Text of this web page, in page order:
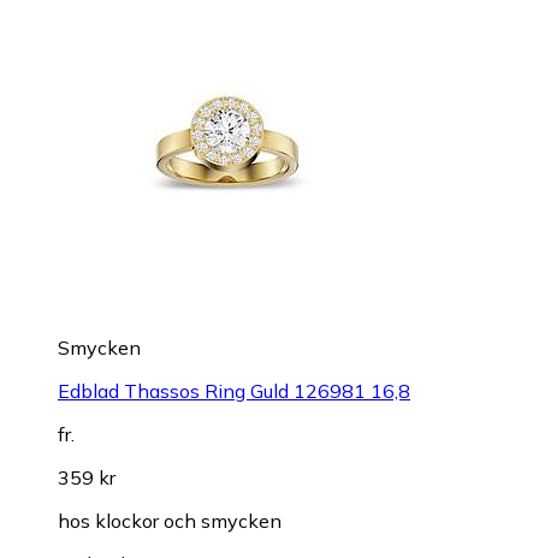
Smycken
Edblad Thassos Ring Guld 126981 16,8
fr.
359 kr
hos klockor och smycken